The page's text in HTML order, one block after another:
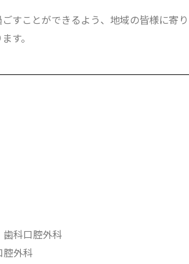
すことができるよう、地域の皆様に寄り
す。
科口腔外科
外科